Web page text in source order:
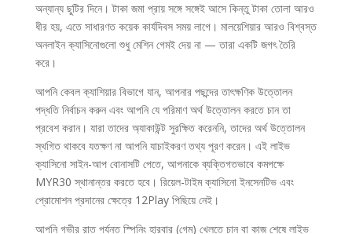
অন্যান্য ছুটির দিনে। টাকা জমা প্রায় সঙ্গে সঙ্গেই আসে কিন্তু টাকা তোলা আরও
ধীর হয়, এতে সাধারণত কয়েক কার্যদিবস সময় লাগে। মালয়েশিয়ার আরও বিশ্বস্ত
অনলাইন ক্যাসিনোগুলো শুধু মেশিন গেমই দেয় না — তারা একটি জগৎ তৈরি
করে।
আপনি কেবল ক্যাশিয়ার বিভাগে যান, আপনার পছন্দের তাৎক্ষণিক উত্তোলন
পদ্ধতি নির্বাচন করুন এবং আপনি যে পরিমাণ অর্থ উত্তোলন করতে চান তা
প্রবেশ করান। যারা তাদের অ্যাকাউন্ট সুরক্ষিত করেননি, তাদের অর্থ উত্তোলন
স্থগিত থাকবে যতক্ষণ না আপনি যাচাইকরণ তথ্য পূরণ করেন। এই লাইভ
ক্যাসিনো সাইন-আপ বোনাসটি পেতে, আপনাকে ব্যক্তিগতভাবে কমপক্ষে
MYR30 স্থানান্তর করতে হবে। রিয়েল-টাইম ক্যাসিনো ইনসেনটিভ এবং
প্রোমোশন প্রদানের ক্ষেত্রে 12Play পিছিয়ে নেই।
আপনি গভীর রাত পর্যন্ত স্পিনিং হারবার (গেম) খেলতে চান বা কাজ শেষে লাইভ